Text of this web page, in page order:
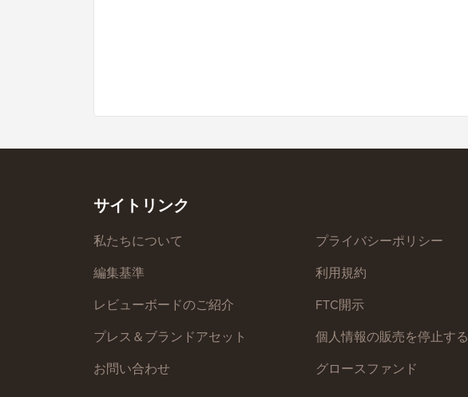
サイトリンク
私たちについて
編集基準
レビューボードのご紹介
プレス＆ブランドアセット
お問い合わせ
プライバシーポリシー
利用規約
FTC開示
個人情報の販売を停止する
グロースファンド